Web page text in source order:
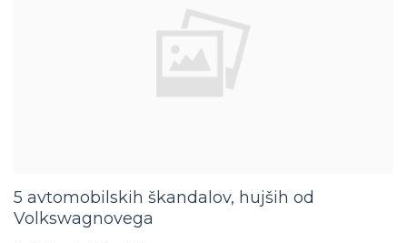
5 avtomobilskih škandalov, hujših od
Volkswagnovega